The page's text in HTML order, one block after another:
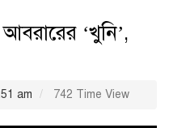
‘খুনি’,
am 742 Time View